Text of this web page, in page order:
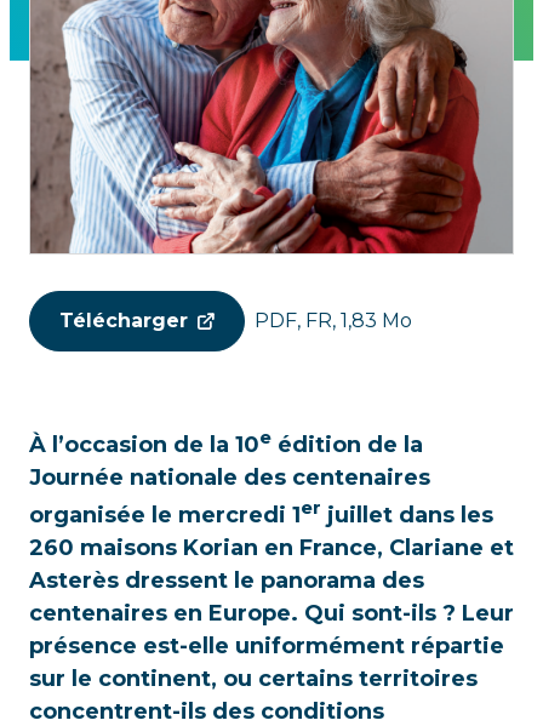
Télécharger PDF, FR, 1,83 Mo
À l’occasion de la 10e édition de la
Journée nationale des centenaires
organisée le mercredi 1er juillet dans les
260 maisons Korian en France, Clariane et
Asterès dressent le panorama des
centenaires en Europe. Qui sont-ils ? Leur
présence est-elle uniformément répartie
sur le continent, ou certains territoires
concentrent-ils des conditions